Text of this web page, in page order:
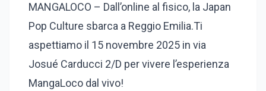
MANGALOCO – Dall’online al fisico, la Japan
Pop Culture sbarca a Reggio Emilia.Ti
aspettiamo il 15 novembre 2025 in via
Josué Carducci 2/D per vivere l’esperienza
MangaLoco dal vivo!